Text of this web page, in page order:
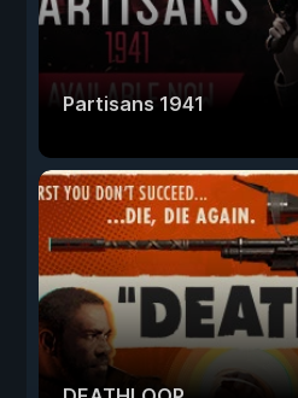
Partisans 1941